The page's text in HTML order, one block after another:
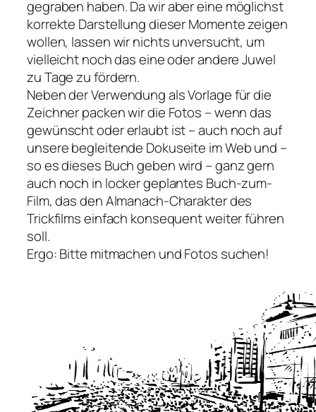
gegraben haben. Da wir aber eine möglichst
korrekte Darstellung dieser Momente zeigen
wollen, lassen wir nichts unversucht, um
vielleicht noch das eine oder andere Juwel
zu Tage zu fördern.
Neben der Verwendung als Vorlage für die
Zeichner packen wir die Fotos – wenn das
gewünscht oder erlaubt ist – auch noch auf
unsere begleitende Dokuseite im Web und –
so es dieses Buch geben wird – ganz gern
auch noch in locker geplantes Buch-zum-
Film, das den Almanach-Charakter des
Trickfilms einfach konsequent weiter führen
soll.
Ergo: Bitte mitmachen und Fotos suchen!